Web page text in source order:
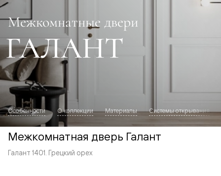
Межкомнатные двери
ГАЛАНТ
Особенности О коллекции Материалы Системы открывания
Межкомнатная дверь Галант
Галант 1401. Грецкий орех